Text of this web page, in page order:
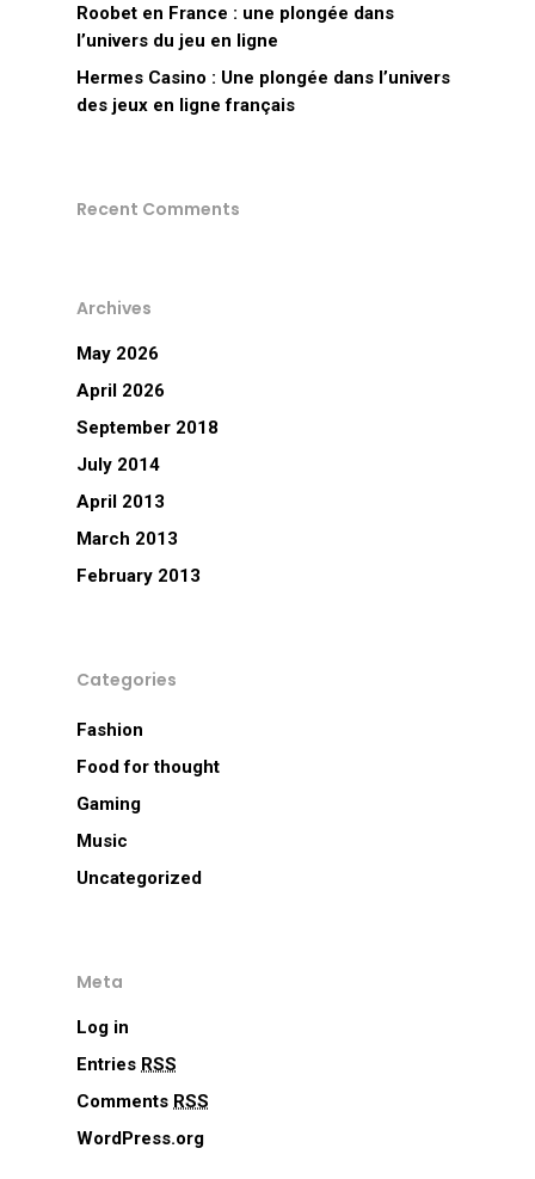
Roobet en France : une plongée dans
l’univers du jeu en ligne
Hermes Casino : Une plongée dans l’univers
des jeux en ligne français
Recent Comments
Archives
May 2026
April 2026
September 2018
July 2014
April 2013
March 2013
February 2013
Categories
Fashion
Food for thought
Gaming
Music
Uncategorized
Meta
Log in
Entries RSS
Comments RSS
WordPress.org